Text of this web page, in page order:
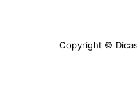
Copyright ©